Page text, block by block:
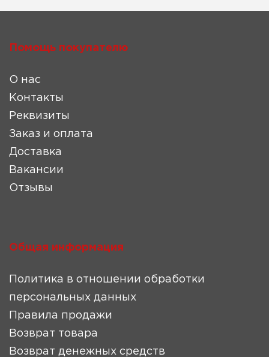
Помощь покупателю
О нас
Контакты
Реквизиты
Заказ и оплата
Доставка
Вакансии
Отзывы
Общая информация
Политика в отношении обработки
персональных данных
Правила продажи
Возврат товара
Возврат денежных средств